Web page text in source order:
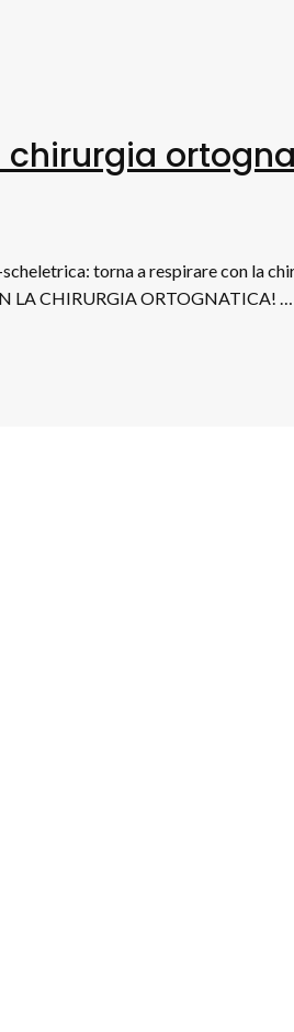
chirurgia
torna a respirare con la
LA CHIRURGIA ORTOGNATICA! …